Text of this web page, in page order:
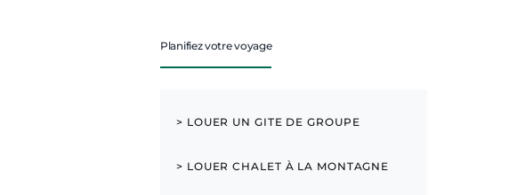
Planifiez votre voyage
> LOUER UN GITE DE GROUPE
> LOUER CHALET À LA MONTAGNE